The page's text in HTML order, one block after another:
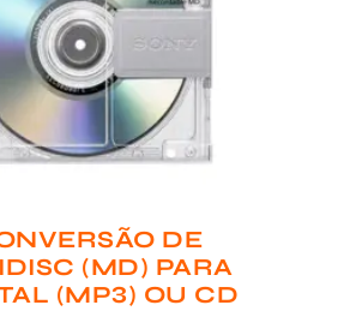
DE
(MD) PARA
(MP3) OU CD